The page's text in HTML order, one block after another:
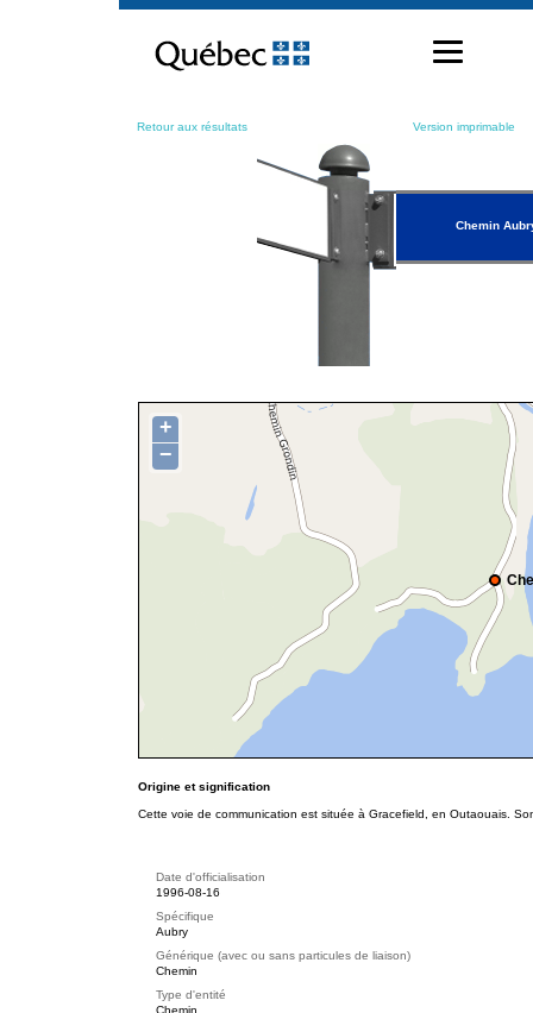
contenu
Retour aux résultats Version imprimable
Chemin
+
−
Origine et signification
Cette voie de communication est située à Gracefield, en Outaouais.
Date d'officialisation
1996-08-16
Spécifique
Aubry
Générique (avec ou sans particules de liaison)
Chemin
Type d'entité
Chemin